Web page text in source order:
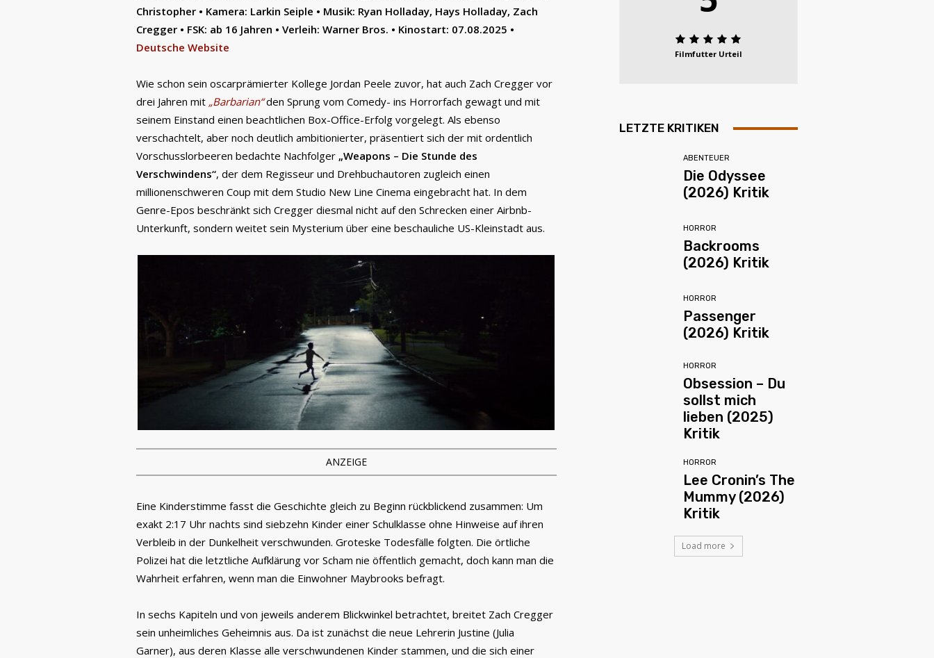
Christopher • Kamera: Larkin Seiple • Musik: Ryan Holladay, Hays Holladay, Zach
Cregger • FSK: ab 16 Jahren • Verleih: Warner Bros. • Kinostart: 07.08.2025 •
Deutsche Website
Wie schon sein oscarprämierter Kollege Jordan Peele zuvor, hat auch Zach Cregger vor
drei Jahren mit „Barbarian“den Sprung vom Comedy- ins Horrorfach gewagt und mit
seinem Einstand einen beachtlichen Box-Office-Erfolg vorgelegt. Als ebenso
verschachtelt, aber noch deutlich ambitionierter, präsentiert sich der mit ordentlich
Vorschusslorbeeren bedachte Nachfolger „Weapons – Die Stunde des
Verschwindens“, der dem Regisseur und Drehbuchautoren zugleich einen
millionenschweren Coup mit dem Studio New Line Cinema eingebracht hat. In dem
Genre-Epos beschränkt sich Cregger diesmal nicht auf den Schrecken einer Airbnb-
Unterkunft, sondern weitet sein Mysterium über eine beschauliche US-Kleinstadt aus.
ANZEIGE
Eine Kinderstimme fasst die Geschichte gleich zu Beginn rückblickend zusammen: Um
exakt 2:17 Uhr nachts sind siebzehn Kinder einer Schulklasse ohne Hinweise auf ihren
Verbleib in der Dunkelheit verschwunden. Groteske Todesfälle folgten. Die örtliche
Polizei hat die letztliche Aufklärung vor Scham nie öffentlich gemacht, doch kann man die
Wahrheit erfahren, wenn man die Einwohner Maybrooks befragt.
In sechs Kapiteln und von jeweils anderem Blickwinkel betrachtet, breitet Zach Cregger
sein unheimliches Geheimnis aus. Da ist zunächst die neue Lehrerin Justine (Julia
Garner), aus deren Klasse alle verschwundenen Kinder stammen, und die sich einer
Filmfutter Urteil
LETZTE KRITIKEN
ABENTEUER
Die Odyssee
(2026) Kritik
HORROR
Backrooms
(2026) Kritik
HORROR
Passenger
(2026) Kritik
HORROR
Obsession – Du
sollst mich
lieben (2025)
Kritik
HORROR
Lee Cronin’s The
Mummy (2026)
Kritik
Load more